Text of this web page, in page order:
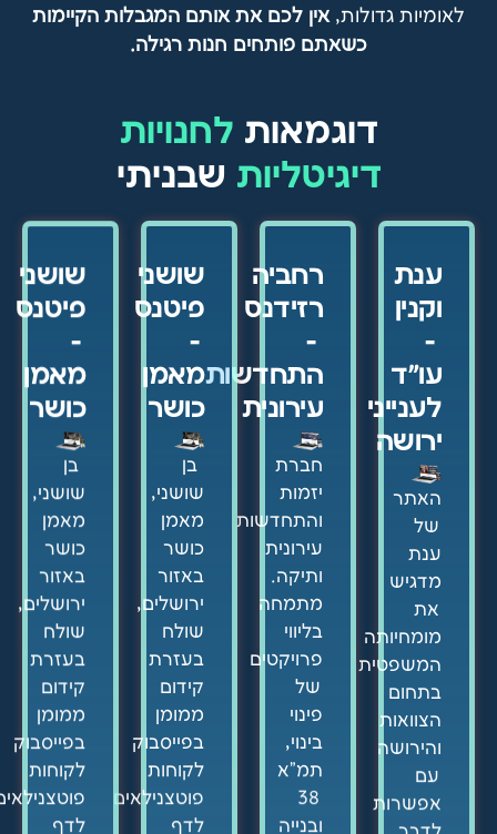
לאומיות גדולות,אין לכם את אותם המגבלות הקיימות
כשאתם פותחים חנות רגילה.
דוגמאות לחנויות
דיגיטליות שבניתי
ענת
וקנין
-
עו"ד
לענייני
ירושה
האתר
של
ענת
מדגיש
את
מומחיותה
המשפטית
בתחום
הצוואות
והירושה
עם
אפשרות
רחביה
רזידנס
-
התחדשות
עירונית
חברת
יזמות
והתחדשות
עירונית
ותיקה.
מתמחה
בליווי
פרויקטים
של
פינוי
בינוי,
תמ"א
38
ובנייה
שושני
פיטנס
-
מאמן
כושר
בן
שושני,
מאמן
כושר
באזור
ירושלים,
שולח
בעזרת
קידום
ממומן
בפייסבוק
לקוחות
פוטצנילאים
לדף
שושני
פיטנס
-
מאמן
כושר
בן
שושני,
מאמן
כושר
באזור
ירושלים,
שולח
בעזרת
קידום
ממומן
בפייסבוק
לקוחות
לדף